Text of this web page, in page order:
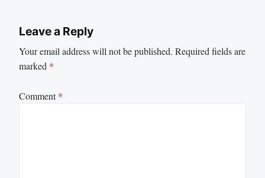
Leave a Reply
Your email address will not be published. Required fields are
marked *
Comment*